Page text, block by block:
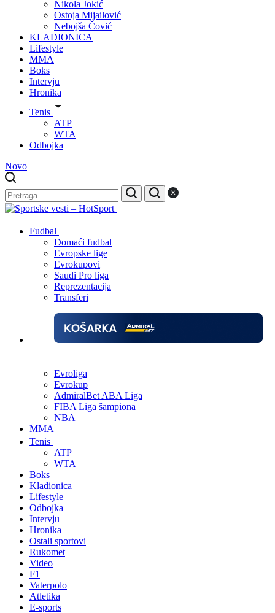
Nikola Jokić
Ostoja Mijailović
Nebojša Čović
KLADIONICA
Lifestyle
MMA
Boks
Intervju
Hronika
Tenis
ATP
WTA
Odbojka
Novo
Fudbal
Domaći fudbal
Evropske lige
Evrokupovi
Saudi Pro liga
Reprezentacija
Transferi
Evroliga
Evrokup
AdmiralBet ABA Liga
FIBA Liga šampiona
NBA
MMA
Tenis
ATP
WTA
Boks
Kladionica
Lifestyle
Odbojka
Intervju
Hronika
Ostali sportovi
Rukomet
Video
F1
Vaterpolo
Atletika
E-sports